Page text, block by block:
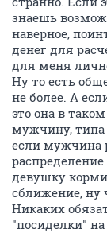
знаешь
наверное,
денег для
для меня
Ну то есть
не более. А
это она в
мужчину,
если мужчина
девушку
сближение, ну
Никаких
"посиделки"